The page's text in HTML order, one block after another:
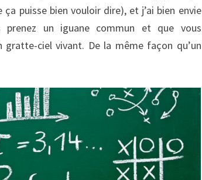
puisse bien vouloir dire), et j’ai bien envie
un iguane commun et que vous
gratte-ciel vivant. De la même façon qu’un